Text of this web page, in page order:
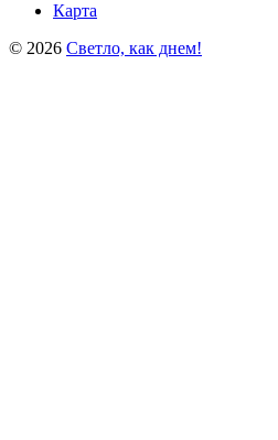
Карта
© 2026 Светло, как днем!